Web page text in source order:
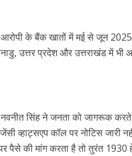
के बैंक खातों में मई से जून
उत्तर प्रदेश और उत्तराखंड में भी
सिंह ने जनता को जागरूक
व्हाट्सएप कॉल पर नोटिस जारी
पैसे की मांग करता है तो तुरंत 1930